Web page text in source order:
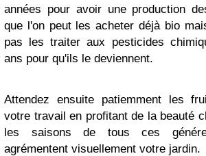
années pour avoir une production
que l'on peut les acheter déjà bio
pas les traiter aux pesticides
ans pour qu'ils le deviennent.
Attendez ensuite patiemment les
votre travail en profitant de la beauté
les saisons de tous ces
agrémentent visuellement votre jardin.